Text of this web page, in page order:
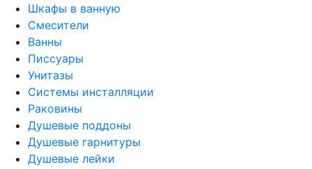
Шкафы в ванную
Смесители
Ванны
Писсуары
Унитазы
Системы инсталляции
Раковины
Душевые поддоны
Душевые гарнитуры
Душевые лейки